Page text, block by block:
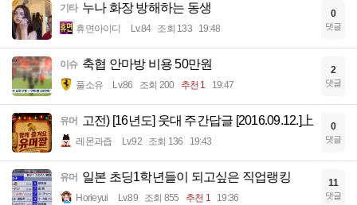
기타 누나 화장 방해하는 동생
휴면아이디 Lv.84 조회 133 19:48
0
댓글
이슈 축협 안마방 비용 50만원
풀소유 Lv.86 조회 200 추천 1 19:47
2
댓글
유머 고전) [16년도] 웃대 주간답글 [2016.09.12.]上
레몬과즙 Lv.92 조회 136 19:43
0
댓글
유머 일본 초딩1학년들이 되고싶은 직업랭킹
Horieyui Lv.89 조회 855 추천 1 19:36
11
댓글